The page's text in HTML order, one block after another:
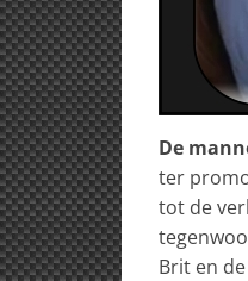
De
ter
tot de
Brit en